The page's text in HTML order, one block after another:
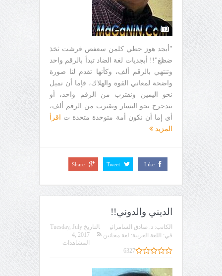
"أبجد هوز حطي كلمن سعفص قرشت ثخذ
ضظغ"!! أبجديات لغة الضاد تبدأ بالرقم واحد
وتنتهي بالرقم ألف، وكأنها تقدم لنا صورة
واضحة لمعاني القوة والهلاك، فإما أن نميل
نحو اليمين ونقترب من الرقم واحد، أو
نتدحرج نحو اليسار ونقترب من الرقم ألف،
أي إما أن نكون أمة متوحدة متحدة ت
اقرأ
المزيد
Like
Tweet
Share
الديني والدوني!!
الكاتب: د. صادق السامرائي التاريخ Tuesday, July
4, 2017
في: اللغة العربية: لغة مجانين
المشاهدات
6327